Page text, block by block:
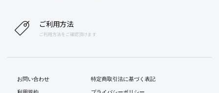
ご利用方法
ご利用方法をご確認頂けます
お問い合わせ
特定商取引法に基づく表記